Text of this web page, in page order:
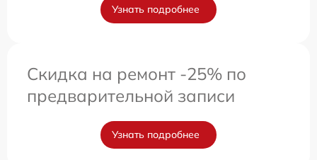
Узнать подробнее
Скидка на ремонт -25% по
предварительной записи
Узнать подробнее